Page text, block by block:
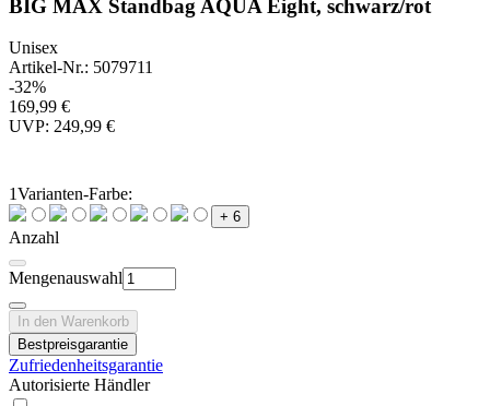
BIG MAX Standbag AQUA Eight, schwarz/rot
Unisex
Artikel-Nr.: 5079711
-32%
169,99 €
UVP: 249,99 €
1Varianten-Farbe:
+ 6
Anzahl
Mengenauswahl
In den Warenkorb
Bestpreisgarantie
Zufriedenheitsgarantie
Autorisierte Händler